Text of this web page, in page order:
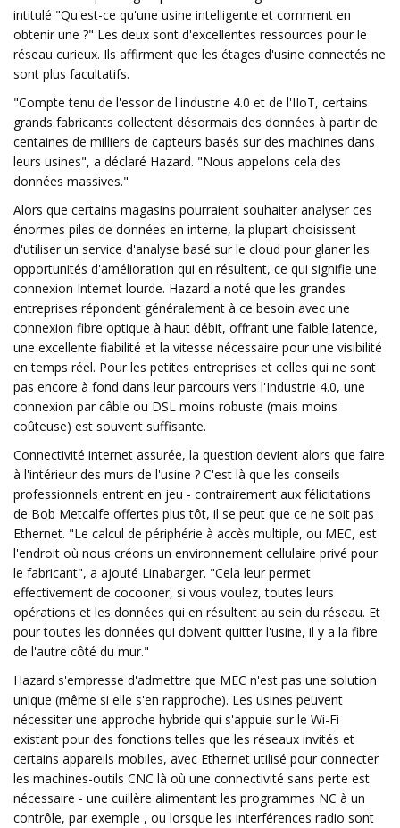
intitulé "Qu'est-ce qu'une usine intelligente et comment en
obtenir une ?" Les deux sont d'excellentes ressources pour le
réseau curieux. Ils affirment que les étages d'usine connectés ne
sont plus facultatifs.
"Compte tenu de l'essor de l'industrie 4.0 et de l'IIoT, certains
grands fabricants collectent désormais des données à partir de
centaines de milliers de capteurs basés sur des machines dans
leurs usines", a déclaré Hazard. "Nous appelons cela des
données massives."
Alors que certains magasins pourraient souhaiter analyser ces
énormes piles de données en interne, la plupart choisissent
d'utiliser un service d'analyse basé sur le cloud pour glaner les
opportunités d'amélioration qui en résultent, ce qui signifie une
connexion Internet lourde. Hazard a noté que les grandes
entreprises répondent généralement à ce besoin avec une
connexion fibre optique à haut débit, offrant une faible latence,
une excellente fiabilité et la vitesse nécessaire pour une visibilité
en temps réel. Pour les petites entreprises et celles qui ne sont
pas encore à fond dans leur parcours vers l'Industrie 4.0, une
connexion par câble ou DSL moins robuste (mais moins
coûteuse) est souvent suffisante.
Connectivité internet assurée, la question devient alors que faire
à l'intérieur des murs de l'usine ? C'est là que les conseils
professionnels entrent en jeu - contrairement aux félicitations
de Bob Metcalfe offertes plus tôt, il se peut que ce ne soit pas
Ethernet. "Le calcul de périphérie à accès multiple, ou MEC, est
l'endroit où nous créons un environnement cellulaire privé pour
le fabricant", a ajouté Linabarger. "Cela leur permet
effectivement de cocooner, si vous voulez, toutes leurs
opérations et les données qui en résultent au sein du réseau. Et
pour toutes les données qui doivent quitter l'usine, il y a la fibre
de l'autre côté du mur."
Hazard s'empresse d'admettre que MEC n'est pas une solution
unique (même si elle s'en rapproche). Les usines peuvent
nécessiter une approche hybride qui s'appuie sur le Wi-Fi
existant pour des fonctions telles que les réseaux invités et
certains appareils mobiles, avec Ethernet utilisé pour connecter
les machines-outils CNC là où une connectivité sans perte est
nécessaire - une cuillère alimentant les programmes NC à un
contrôle, par exemple , ou lorsque les interférences radio sont